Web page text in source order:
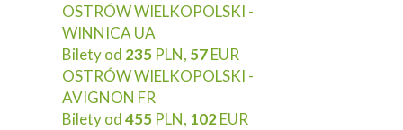
OSTRÓW WIELKOPOLSKI -
WINNICA UA
Bilety od 235 PLN, 57EUR
OSTRÓW WIELKOPOLSKI -
AVIGNON FR
Bilety od455 PLN, 102EUR